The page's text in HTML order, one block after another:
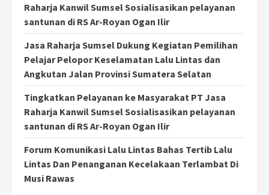
Raharja Kanwil Sumsel Sosialisasikan pelayanan
santunan di RS Ar-Royan Ogan Ilir
Jasa Raharja Sumsel Dukung Kegiatan Pemilihan
Pelajar Pelopor Keselamatan Lalu Lintas dan
Angkutan Jalan Provinsi Sumatera Selatan
Tingkatkan Pelayanan ke Masyarakat PT Jasa
Raharja Kanwil Sumsel Sosialisasikan pelayanan
santunan di RS Ar-Royan Ogan Ilir
Forum Komunikasi Lalu Lintas Bahas Tertib Lalu
Lintas Dan Penanganan Kecelakaan Terlambat Di
Musi Rawas